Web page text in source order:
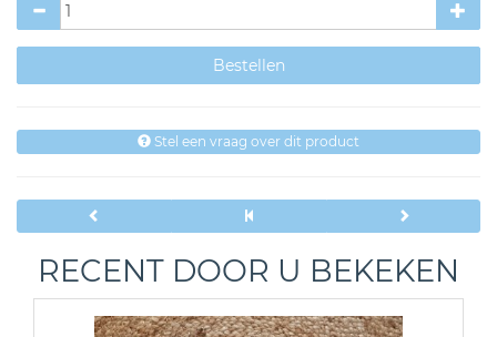
Stel een vraag over dit product
RECENT DOOR U BEKEKEN